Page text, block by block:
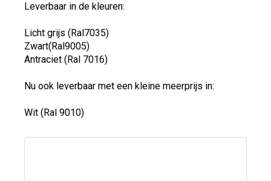
Leverbaar in de kleuren:
Licht grijs (Ral7035)
Zwart(Ral9005)
Antraciet (Ral 7016)
Nu ook leverbaar met een kleine meerprijs in:
Wit (Ral 9010)